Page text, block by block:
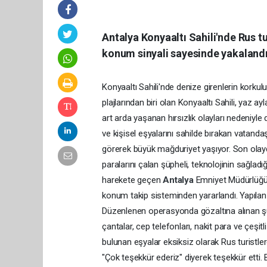
Antalya Konyaaltı Sahili'nde Rus
konum sinyali sayesinde
Konyaaltı Sahili'nde denize girenlerin
plajlarından biri olan Konyaaltı Sahili, yaz
art arda yaşanan hırsızlık olayları
ve kişisel eşyalarını sahilde bırakan
görerek büyük mağduriyet yaşıyor. Son
paralarını çalan şüpheli, teknolojinin
harekete geçenAntalya Emniyet
konum takip sisteminden yararlandı.
Düzenlenen operasyonda gözaltına alınan
çantalar, cep telefonları, nakit para ve
bulunan eşyalar eksiksiz olarak Rus
"Çok teşekkür ederiz" diyerek teşekkür etti.